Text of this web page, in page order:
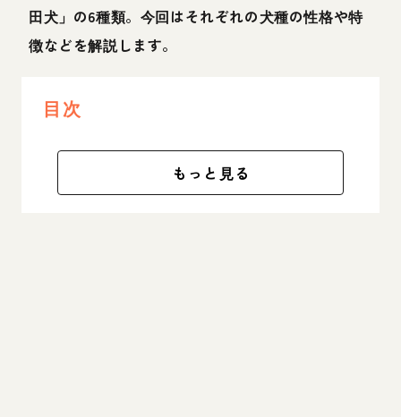
田犬」の6種類。今回はそれぞれの犬種の性格や特
徴などを解説します。
目次
もっと見る